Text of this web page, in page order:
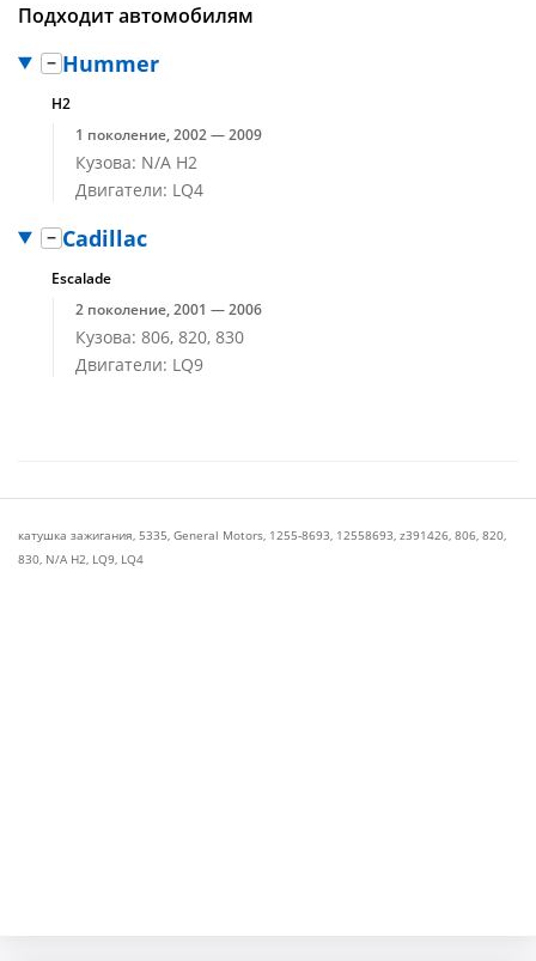
Подходит автомобилям
Hummer
H2
1 поколение, 2002 — 2009
Кузова: N/A H2
Двигатели: LQ4
Cadillac
Escalade
2 поколение, 2001 — 2006
Кузова: 806, 820, 830
Двигатели: LQ9
катушка зажигания, 5335, General Motors, 1255-8693, 12558693, z391426, 806, 820,
830, N/A H2, LQ9, LQ4